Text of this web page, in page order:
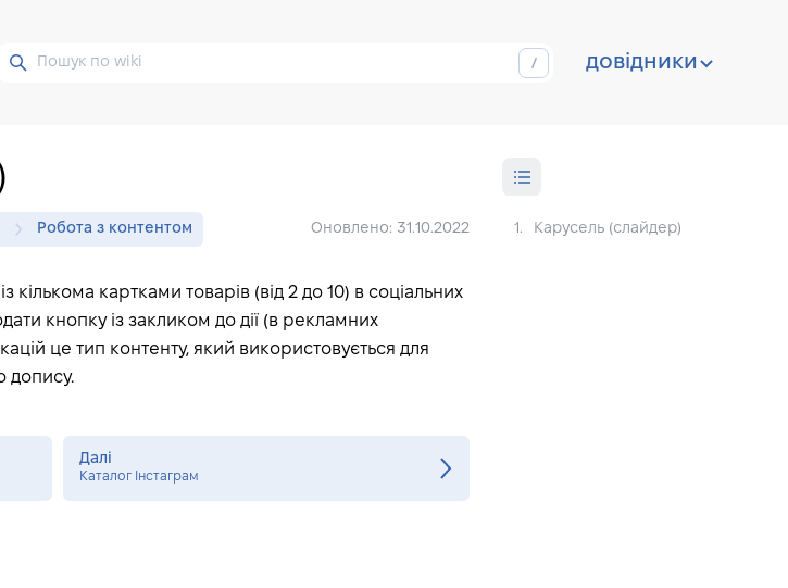
довідники
Робота з контентом Оновлено: 31.10.2022
картками товарів (від 2 до 10) в соціальних
кнопку із закликом до дії (в рекламних
це тип контенту, який використовується для
допису.
Далі
Каталог Інстаграм
1. Карусель (слайдер)